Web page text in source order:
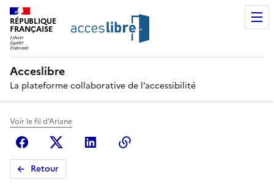
RÉPUBLIQUE
FRANÇAISE
Acceslibre
La plateforme collaborative de l’accessibilité
Voir le fil d'Ariane
FacebookX (anciennement Twitter)
Linkedin
Retour